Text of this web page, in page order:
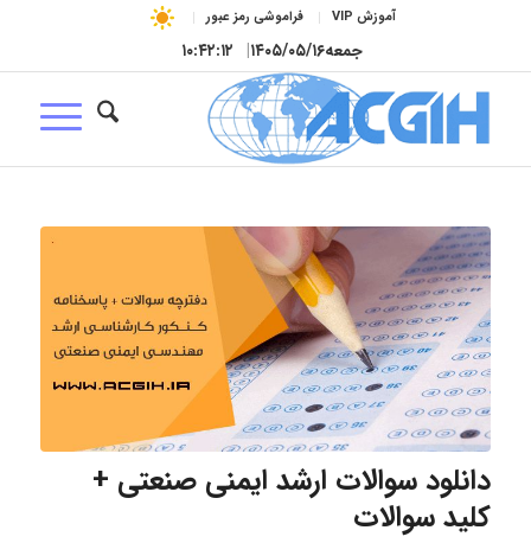
آموزش VIP فراموشی رمز عبور
جمعه۱۴۰۵/۰۵/۱۶| ۱۰:۴۲:۱۳
دانلود سوالات ارشد ایمنی صنعتی +
کلید سوالات